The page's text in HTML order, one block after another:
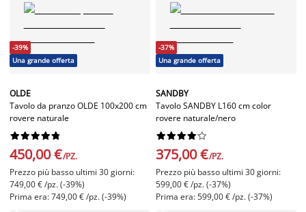
-39%
Una grande offerta
OLDE
Tavolo da pranzo OLDE 100x200 cm
rovere naturale






450,00 €/PZ.
Prezzo più basso ultimi 30 giorni:
749,00 € /pz. (-39%)
Prima era: 749,00 € /pz. (-39%)
-37%
Una grande offerta
SANDBY
Tavolo SANDBY L160 cm color
rovere naturale/nero






375,00 €/PZ.
Prezzo più basso ultimi 30 giorni:
599,00 € /pz. (-37%)
Prima era: 599,00 € /pz. (-37%)